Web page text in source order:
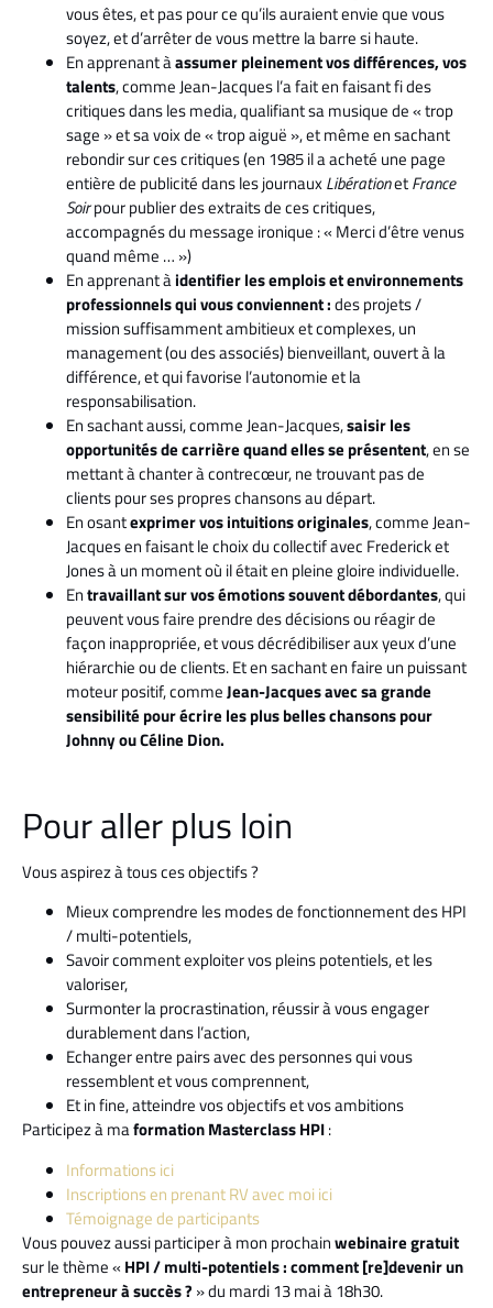
vous êtes, et pas pour ce qu’ils auraient envie que vous
soyez, et d’arrêter de vous mettre la barre si haute.
En apprenantàassumer pleinement vos différences, vos
talents, comme Jean-Jacques l’a fait en faisant fi des
critiques dans les media, qualifiant sa musique de « trop
sage » et sa voix de « trop aiguë », et même en sachant
rebondir sur ces critiques (en 1985 il a acheté une page
entière de publicité dans les journauxLibérationetFrance
Soirpour publier des extraits de ces critiques,
accompagnés du message ironique : « Merci d’être venus
quand même … »)
En apprenant àidentifier les emplois et environnements
professionnels qui vous conviennent :des projets /
mission suffisamment ambitieux et complexes, un
management (ou des associés) bienveillant, ouvert à la
différence, et qui favorise l’autonomie et la
responsabilisation.
En sachant aussi, comme Jean-Jacques,saisir les
opportunités de carrière quand elles se présentent, en se
mettant à chanter à contrecœur, ne trouvant pas de
clients pour ses propres chansons au départ.
En osantexprimer vos intuitions originales, comme Jean-
Jacques en faisant le choix du collectif avec Frederick et
Jones à un moment où il était en pleine gloire individuelle.
Entravaillant sur vos émotions souvent débordantes, qui
peuvent vous faire prendre des décisions ou réagir de
façon inappropriée, et vous décrédibiliser aux yeux d’une
hiérarchie ou de clients. Et en sachant en faire un puissant
moteur positif, commeJean-Jacques avec sa grande
sensibilité pour écrire les plus belles chansons pour
Johnny ou Céline Dion.
Pour aller plus loin
Vous aspirez à tous ces objectifs ?
Mieux comprendre les modes de fonctionnement des HPI
/ multi-potentiels,
Savoir comment exploiter vos pleins potentiels, et les
valoriser,
Surmonter la procrastination, réussir à vous engager
durablement dans l’action,
Echanger entre pairs avec des personnes qui vous
ressemblent et vous comprennent,
Et in fine, atteindre vos objectifs et vos ambitions
Participez à maformation Masterclass HPI:
Informations ici
Inscriptions en prenant RV avec moi ici
Témoignage de participants
Vous pouvez aussi participer à mon prochainwebinaire gratuit
sur le thème « HPI / multi-potentiels : comment [re]devenir un
entrepreneur à succès ? » du mardi 13 mai à 18h30.